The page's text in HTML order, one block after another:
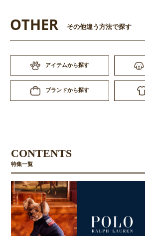
OTHER その他違う方法で探す
アイテムから探す
ブランドから探す
CONTENTS
特集一覧